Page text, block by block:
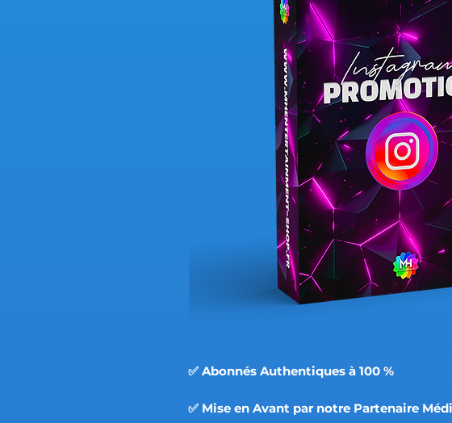
✅ Abonnés Authentiques à 100 %
✅ Mise en Avant par notre Partenaire